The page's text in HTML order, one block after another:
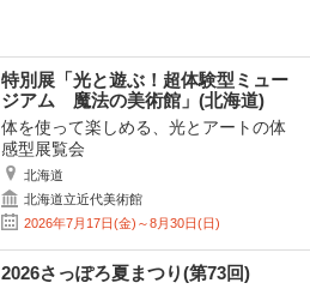
特別展「光と遊ぶ！超体験型ミュー
ジアム 魔法の美術館」(北海道)
体を使って楽しめる、光とアートの体
感型展覧会
北海道
北海道立近代美術館
2026年7月17日(金)～8月30日(日)
2026さっぽろ夏まつり(第73回)